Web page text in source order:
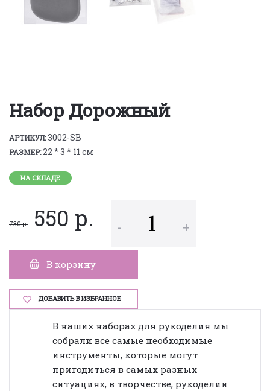
Набор Дорожный
АРТИКУЛ:3002-SB
РАЗМЕР:22 * 3 * 11 см
НА СКЛАДЕ
730 р. 550 р. - +
В корзину
ДОБАВИТЬ В ИЗБРАННОЕ
В наших наборах для рукоделия мы
собрали все самые необходимые
инструменты, которые могут
пригодиться в самых разных
ситуациях, в творчестве, рукоделии